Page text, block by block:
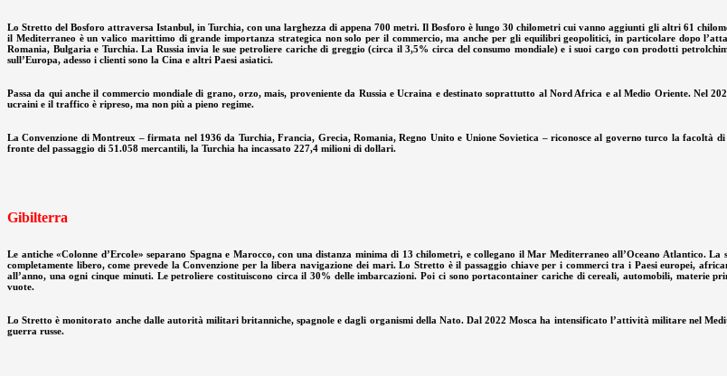
Lo Stretto del Bosforo attraversa Istanbul, in Turchia, con una larghezza di appena 700 metri. Il Bosforo è lungo 30 chilometri cui vanno aggiunti gli altri 61
il Mediterraneo è un valico marittimo di grande importanza strategica non solo per il commercio, ma anche per gli equilibri geopolitici, in particolare dopo
Romania, Bulgaria e Turchia. La Russia invia le sue petroliere cariche di greggio (circa il 3,5% circa del consumo mondiale) e i suoi cargo con prodotti
sull’Europa, adesso i clienti sono la Cina e altri Paesi asiatici.
Passa da qui anche il commercio mondiale di grano, orzo, mais, proveniente da Russia e Ucraina e destinato soprattutto al Nord Africa e al Medio Oriente. Nel
ucraini e il traffico è ripreso, ma non più a pieno regime.
La Convenzione di Montreux – firmata nel 1936 da Turchia, Francia, Grecia, Romania, Regno Unito e Unione Sovietica – riconosce al governo turco la facoltà
fronte del passaggio di 51.058 mercantili, la Turchia ha incassato 227,4 milioni di dollari.
Gibilterra
Le antiche «Colonne d’Ercole» separano Spagna e Marocco, con una distanza minima di 13 chilometri, e collegano il Mar Mediterraneo all’Oceano Atlantico.
completamente libero, come prevede la Convenzione per la libera navigazione dei mari. Lo Stretto è il passaggio chiave per i commerci tra i Paesi europei,
all’anno, una ogni cinque minuti. Le petroliere costituiscono circa il 30% delle imbarcazioni. Poi ci sono portacontainer cariche di cereali, automobili,
vuote.
Lo Stretto è monitorato anche dalle autorità militari britanniche, spagnole e dagli organismi della Nato. Dal 2022 Mosca ha intensificato l’attività militare nel
guerra russe.